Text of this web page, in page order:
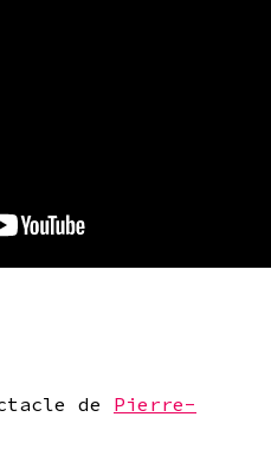
de Pierre-